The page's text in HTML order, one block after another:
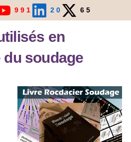
991 20 65
en
soudage